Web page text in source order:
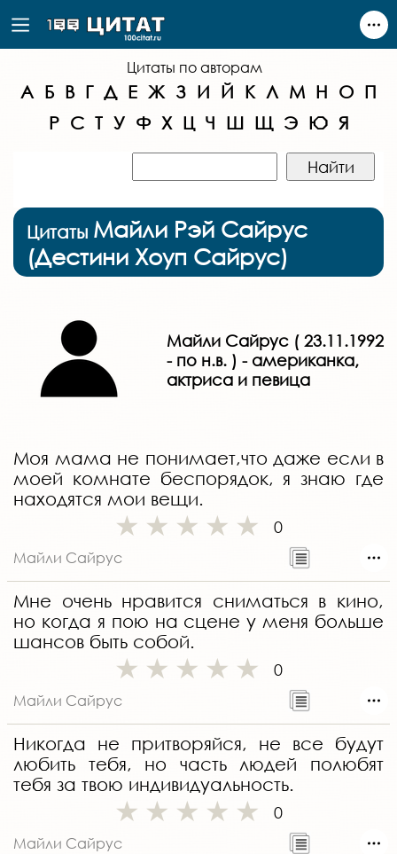
Цитаты по авторам
А Б В Г Д Е Ж З И Й К Л М Н О П
Р С Т У Ф Х Ц Ч Ш Щ Э Ю Я
Цитаты Майли Рэй Сайрус
(Дестини Хоуп Сайрус)
Майли Сайрус ( 23.11.1992
- по н.в. ) - американка,
актриса и певица
Моя мама не понимает,что даже если в
моей комнате беспорядок, я знаю где
находятся мои вещи.
0
Майли Сайрус
Мне очень нравится сниматься в кино,
но когда я пою на сцене у меня больше
шансов быть собой.
0
Майли Сайрус
Никогда не притворяйся, не все будут
любить тебя, но часть людей полюбят
тебя за твою индивидуальность.
0
Майли Сайрус